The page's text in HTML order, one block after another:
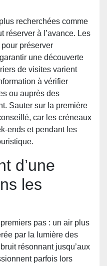
recherchées comme
réserver à l’avance. Les
préserver
une découverte
de visites varient
à vérifier
ou auprès des
Sauter sur la première
car les créneaux
ends et pendant les
d’une
les
pas : un air plus
par la lumière des
résonnant jusqu’aux
parfois lors